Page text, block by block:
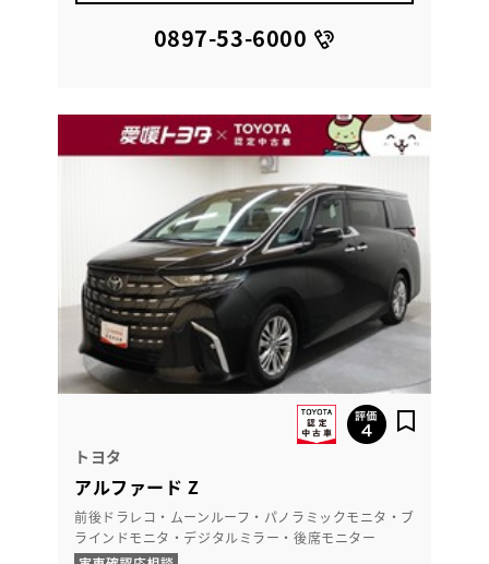
0897-53-6000
トヨタ
アルファード Z
前後ドラレコ・ムーンルーフ・パノラミックモニタ・ブ
ラインドモニタ・デジタルミラー・後席モニター